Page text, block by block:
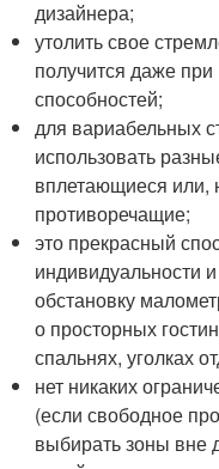
дизайнера;
утолить свое
получится даже
способностей;
для вариабельных
использовать
вплетающиеся или,
противоречащие;
это прекрасный
индивидуальности
обстановку
о просторных
спальнях, уголках
нет никаких
(если свободное
выбирать зоны вне